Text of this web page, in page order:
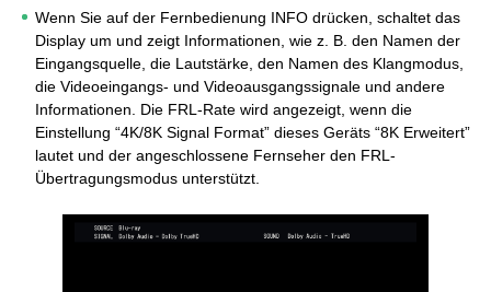
Wenn Sie auf der Fernbedienung INFO drücken, schaltet das
Display um und zeigt Informationen, wie z. B. den Namen der
Eingangsquelle, die Lautstärke, den Namen des Klangmodus,
die Videoeingangs- und Videoausgangssignale und andere
Informationen. Die FRL-Rate wird angezeigt, wenn die
Einstellung “4K/8K Signal Format” dieses Geräts “8K Erweitert”
lautet und der angeschlossene Fernseher den FRL-
Übertragungsmodus unterstützt.